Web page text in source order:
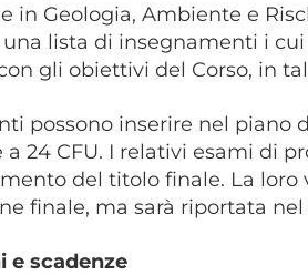
in Geologia, Ambiente e
lista di insegnamenti i
gli obiettivi del Corso, in
possono inserire nel
a 24 CFU. I relativi esami di
del titolo finale. La loro
finale, ma sarà riportata
e scadenze